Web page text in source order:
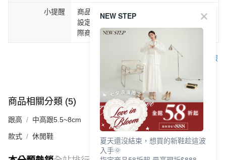
小提醒
商品圖片顏色會因拍攝燈光環境或個人螢幕
設定不同，而造成部份色差現象，顏色以實
際商品為主。
客服
商品相關分類 (5) 查看全部
跟高 中高跟5.5~8cm
款式 休閒鞋
NEW STEP
夏天還沒結束，想買的新鞋趁這波
入手🌞